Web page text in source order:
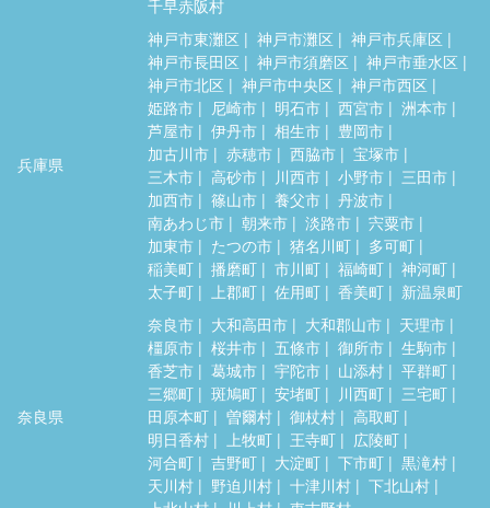
千早赤阪村
兵庫県
神戸市東灘区 神戸市灘区
神戸市兵庫区
神戸市長田区
神戸市須磨区
神戸市垂水区
神戸市北区
神戸市中央区
神戸市西区
姫路市
尼崎市 明石市 西宮市
洲本市
芦屋市
伊丹市 相生市
豊岡市
加古川市
赤穂市 西脇市
宝塚市
三木市
高砂市 川西市 小野市
三田市
加西市
篠山市 養父市
丹波市
南あわじ市
朝来市 淡路市
宍粟市
加東市
たつの市 猪名川町
多可町
稲美町
播磨町 市川町 福崎町
神河町
太子町
上郡町 佐用町 香美町 新温泉町
奈良県
奈良市 大和高田市 大和郡山市
天理市
橿原市
桜井市 五條市 御所市
生駒市
香芝市
葛城市 宇陀市 山添村
平群町
三郷町
斑鳩町 安堵町 川西町
三宅町
田原本町
曽爾村 御杖村
高取町
明日香村
上牧町 王寺町
広陵町
河合町
吉野町 大淀町 下市町
黒滝村
天川村
野迫川村 十津川村
下北山村